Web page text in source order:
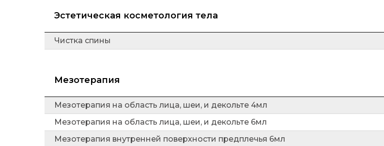
Эстетическая косметология тела
Чистка спины
Мезотерапия
Мезотерапия на область лица, шеи, и декольте 4мл
Мезотерапия на область лица, шеи, и декольте 6мл
Мезотерапия внутренней поверхности предплечья 6мл